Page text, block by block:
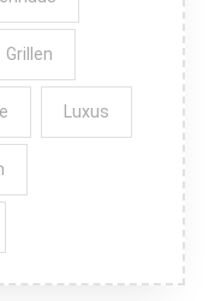
Grillen
Luxus